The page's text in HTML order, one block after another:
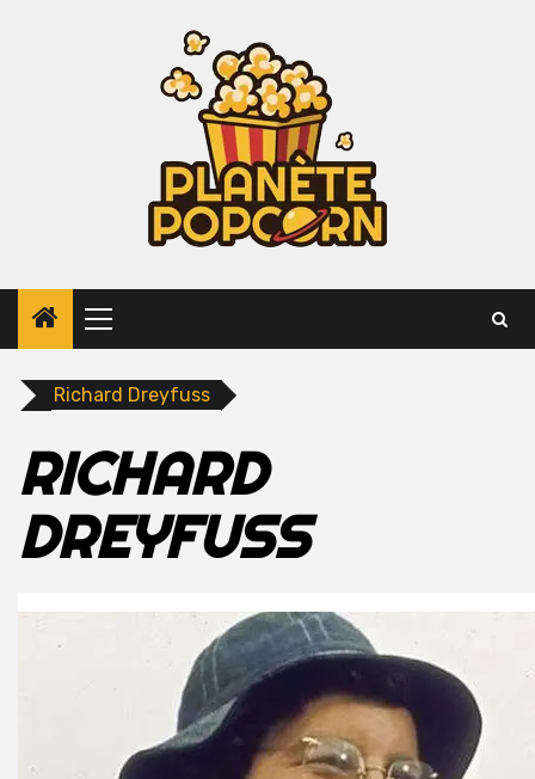
Primary
Menu
Richard Dreyfuss
RICHARD
DREYFUSS